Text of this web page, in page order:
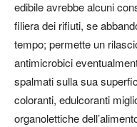
edibile avrebbe alcuni
filiera dei rifiuti, se
tempo; permette un
antimicrobici
spalmati sulla sua
coloranti, edulcoranti
organolettiche